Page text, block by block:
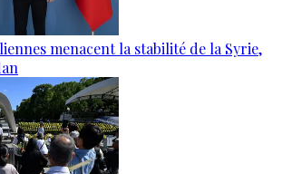
menacent la stabilité de la Syrie,